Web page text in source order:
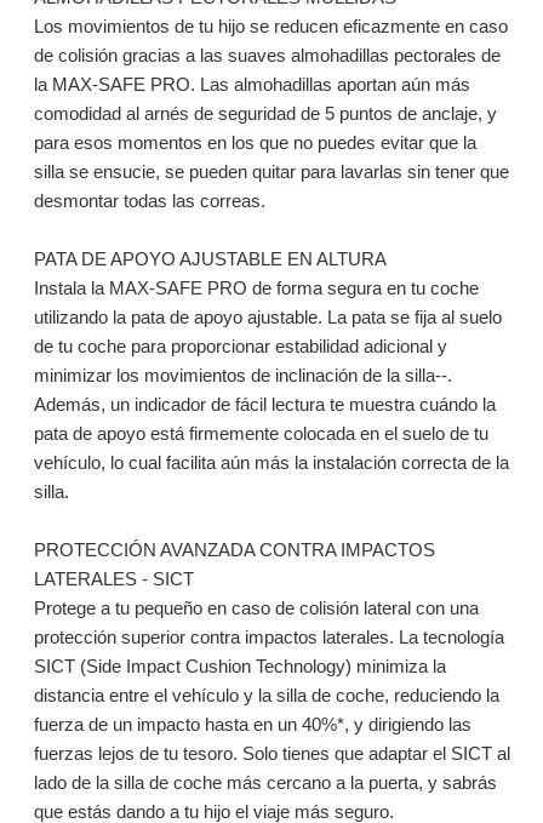
Los movimientos de tu hijo se reducen eficazmente en caso
de colisión gracias a las suaves almohadillas pectorales de
la MAX-SAFE PRO. Las almohadillas aportan aún más
comodidad al arnés de seguridad de 5 puntos de anclaje, y
para esos momentos en los que no puedes evitar que la
silla se ensucie, se pueden quitar para lavarlas sin tener que
desmontar todas las correas.
PATA DE APOYO AJUSTABLE EN ALTURA
Instala la MAX-SAFE PRO de forma segura en tu coche
utilizando la pata de apoyo ajustable. La pata se fija al suelo
de tu coche para proporcionar estabilidad adicional y
minimizar los movimientos de inclinación de la silla--.
Además, un indicador de fácil lectura te muestra cuándo la
pata de apoyo está firmemente colocada en el suelo de tu
vehículo, lo cual facilita aún más la instalación correcta de la
silla.
PROTECCIÓN AVANZADA CONTRA IMPACTOS
LATERALES - SICT
Protege a tu pequeño en caso de colisión lateral con una
protección superior contra impactos laterales. La tecnología
SICT (Side Impact Cushion Technology) minimiza la
distancia entre el vehículo y la silla de coche, reduciendo la
fuerza de un impacto hasta en un 40%*, y dirigiendo las
fuerzas lejos de tu tesoro. Solo tienes que adaptar el SICT al
lado de la silla de coche más cercano a la puerta, y sabrás
que estás dando a tu hijo el viaje más seguro.